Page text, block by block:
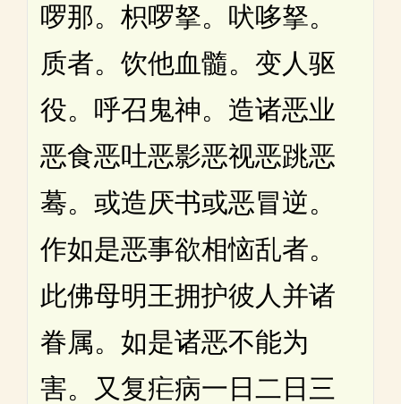
啰那。枳啰拏。吠哆拏。
质者。饮他血髓。变人驱
役。呼召鬼神。造诸恶业
恶食恶吐恶影恶视恶跳恶
蓦。或造厌书或恶冒逆。
作如是恶事欲相恼乱者。
此佛母明王拥护彼人并诸
眷属。如是诸恶不能为
害。又复疟病一日二日三